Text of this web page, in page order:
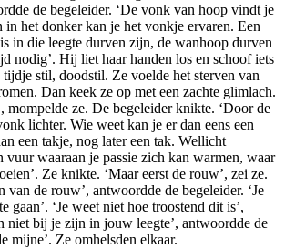
de begeleider. ‘De vonk van hoop vindt je
in het donker kan je het vonkje ervaren. Een
in die leegte durven zijn, de wanhoop durven
nodig’. Hij liet haar handen los en schoof iets
tijdje stil, doodstil. Ze voelde het sterven van
Dan keek ze op met een zachte glimlach.
mompelde ze. De begeleider knikte. ‘Door de
lichter. Wie weet kan je er dan eens een
een takje, nog later een tak. Wellicht
vuur waaraan je passie zich kan warmen, waar
Ze knikte. ‘Maar eerst de rouw’, zei ze.
van de rouw’, antwoordde de begeleider. ‘Je
gaan’. ‘Je weet niet hoe troostend dit is’,
niet bij je zijn in jouw leegte’, antwoordde de
mijne’. Ze omhelsden elkaar.